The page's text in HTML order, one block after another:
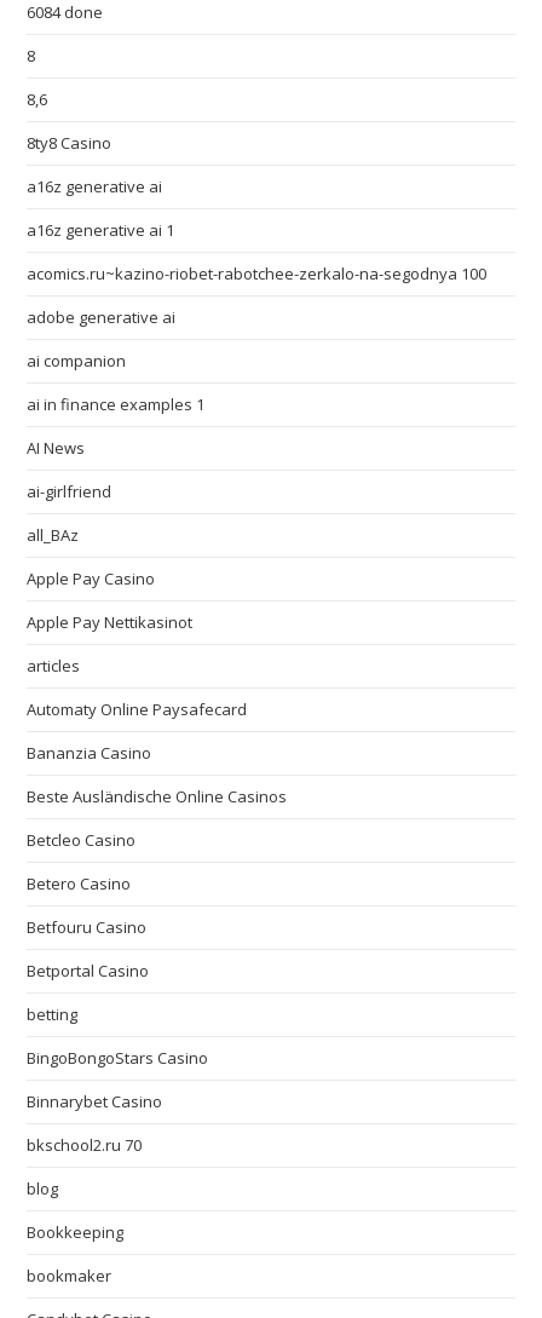
6084 done
8
8,6
8ty8 Casino
a16z generative ai
a16z generative ai 1
acomics.ru~kazino-riobet-rabotchee-zerkalo-na-segodnya 100
adobe generative ai
ai companion
ai in finance examples 1
AI News
ai-girlfriend
all_BAz
Apple Pay Casino
Apple Pay Nettikasinot
articles
Automaty Online Paysafecard
Bananzia Casino
Beste Ausländische Online Casinos
Betcleo Casino
Betero Casino
Betfouru Casino
Betportal Casino
betting
BingoBongoStars Casino
Binnarybet Casino
bkschool2.ru 70
blog
Bookkeeping
bookmaker